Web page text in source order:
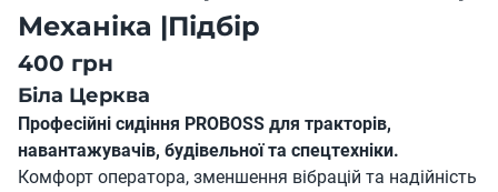
Механіка |Підбір
400 грн
Біла Церква
Професійні сидіння PROBOSS для тракторів,
навантажувачів, будівельної та спецтехніки.
Комфорт оператора, зменшення вібрацій та надійність